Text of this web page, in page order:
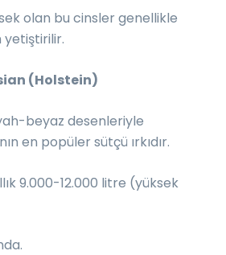
olan bu cinsler genellikle
yetiştirilir.
(Holstein)
beyaz desenleriyle
en popüler sütçü ırkıdır.
9.000-12.000 litre (yüksek